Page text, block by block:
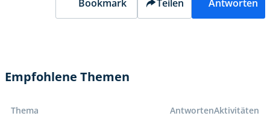
Bookmark Teilen Antworten
Empfohlene Themen
Thema AntwortenAktivitäten